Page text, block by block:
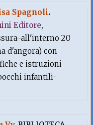
Spagnoli.
Editore,
all'interno 20
d'angora) con
e istruzioni-
infantili-